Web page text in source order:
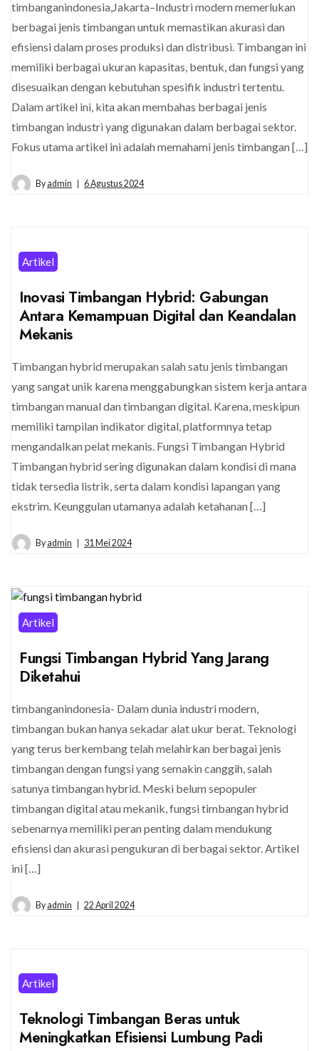
timbanganindonesia,Jakarta–Industri modern memerlukan
berbagai jenis timbangan untuk memastikan akurasi dan
efisiensi dalam proses produksi dan distribusi. Timbangan ini
memiliki berbagai ukuran kapasitas, bentuk, dan fungsi yang
disesuaikan dengan kebutuhan spesifik industri tertentu.
Dalam artikel ini, kita akan membahas berbagai jenis
timbangan industri yang digunakan dalam berbagai sektor.
Fokus utama artikel ini adalah memahami jenis timbangan […]
By admin 6 Agustus 2024
Artikel
Inovasi Timbangan Hybrid: Gabungan
Antara Kemampuan Digital dan Keandalan
Mekanis
Timbangan hybrid merupakan salah satu jenis timbangan
yang sangat unik karena menggabungkan sistem kerja antara
timbangan manual dan timbangan digital. Karena, meskipun
memiliki tampilan indikator digital, platformnya tetap
mengandalkan pelat mekanis. Fungsi Timbangan Hybrid
Timbangan hybrid sering digunakan dalam kondisi di mana
tidak tersedia listrik, serta dalam kondisi lapangan yang
ekstrim. Keunggulan utamanya adalah ketahanan […]
By admin 31 Mei 2024
Artikel
Fungsi Timbangan Hybrid Yang Jarang
Diketahui
timbanganindonesia- Dalam dunia industri modern,
timbangan bukan hanya sekadar alat ukur berat. Teknologi
yang terus berkembang telah melahirkan berbagai jenis
timbangan dengan fungsi yang semakin canggih, salah
satunya timbangan hybrid. Meski belum sepopuler
timbangan digital atau mekanik, fungsi timbangan hybrid
sebenarnya memiliki peran penting dalam mendukung
efisiensi dan akurasi pengukuran di berbagai sektor. Artikel
ini […]
By admin 22 April 2024
Artikel
Teknologi Timbangan Beras untuk
Meningkatkan Efisiensi Lumbung Padi